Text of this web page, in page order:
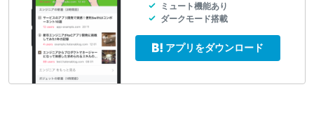
ミュート機能あり
ダークモード搭載
アプリをダウンロード